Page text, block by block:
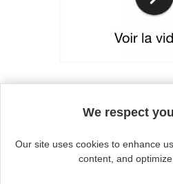
We respect
Our site uses cookies to enhance
content, and